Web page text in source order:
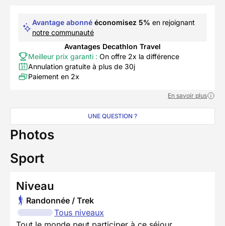
Avantage abonné économisez 5% en rejoignant
notre communauté
Avantages Decathlon Travel
Meilleur prix garanti : On offre 2x la différence
Annulation gratuite à plus de 30j
Paiement en 2x
En savoir plus
UNE QUESTION ?
Photos
Sport
Niveau
Randonnée / Trek
Tous niveaux